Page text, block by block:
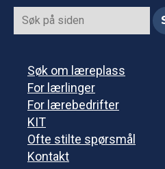
Søk om læreplass
For lærlinger
For lærebedrifter
KIT
Ofte stilte spørsmål
Kontakt